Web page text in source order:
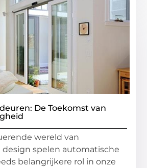
De Toekomst van
wereld van
spelen automatische
belangrijkere rol in onze